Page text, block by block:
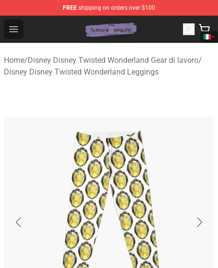
FREE shipping on orders over $100
Open menu
Twisted Wonderland Store - Official Twisted
Home/Disney Disney Twisted Wonderland Gear di lavoro/
Disney Disney Twisted Wonderland Leggings